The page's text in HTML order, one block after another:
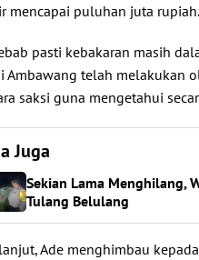
mencapai puluhan juta rupiah.
pasti kebakaran masih
Ambawang telah melakukan
saksi guna mengetahui
Juga
Sekian Lama Menghilang,
Tulang Belulang
Ade menghimbau